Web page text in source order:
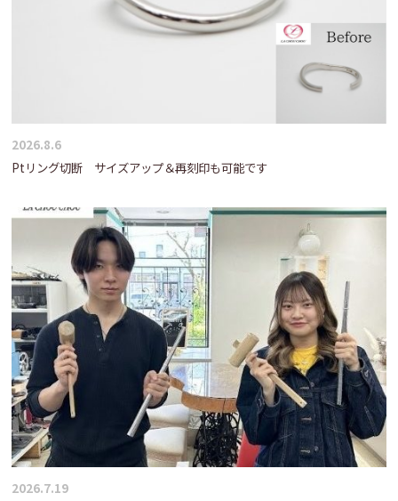
2026.8.6
Ptリング切断 サイズアップ＆再刻印も可能です
2026.7.19